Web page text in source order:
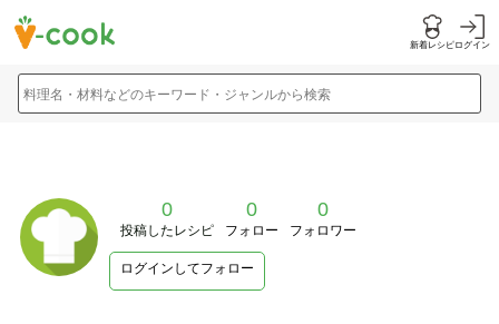
新着レシピログイン
料理名・材料などのキーワード・ジャンルから検索
0
投稿したレシピ
0
フォロー
0
フォロワー
ログインしてフォロー